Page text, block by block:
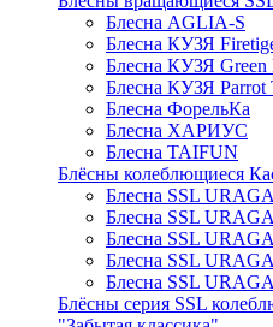
Блесна AGLIA-S
Блесна КУЗЯ
Блесна КУЗЯ Green
Блесна КУЗЯ Parrot
Блесна ФорельКа
Блесна ХАРИУС
Блесна TAIFUN
Блёсны колеблющиеся
Блесна SSL
Блесна SSL
Блесна SSL
Блесна SSL
Блесна SSL
Блёсны серия SSL